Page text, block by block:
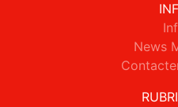
News